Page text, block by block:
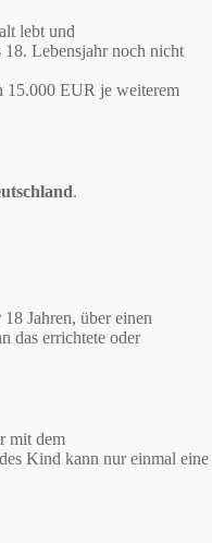
lebt und
18. Lebensjahr noch nicht
15.000 EUR je weiterem
.
Jahren, über einen
das errichtete oder
mit dem
Kind kann nur einmal eine